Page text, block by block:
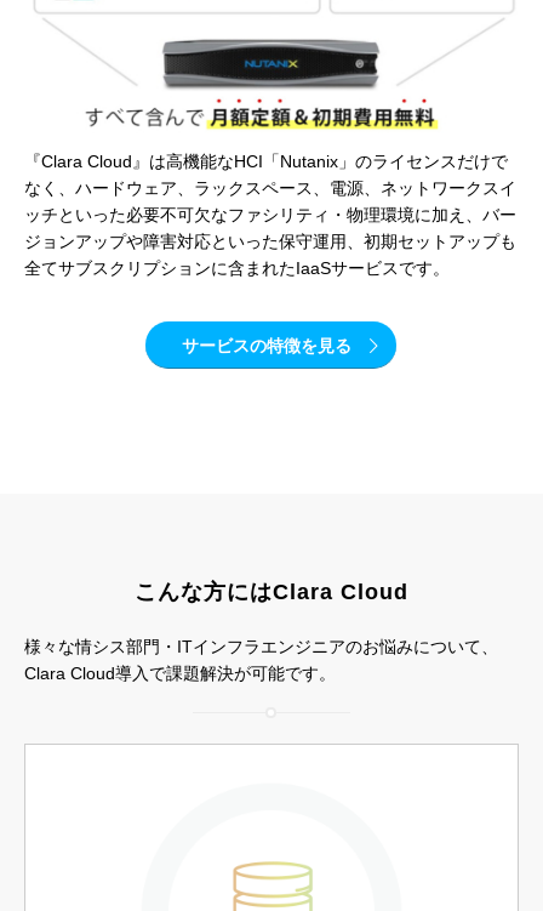
『Clara Cloud』は高機能なHCI「Nutanix」のライセンスだけで
なく、ハードウェア、ラックスペース、電源、ネットワークスイ
ッチといった必要不可欠なファシリティ・物理環境に加え、バー
ジョンアップや障害対応といった保守運用、初期セットアップも
全てサブスクリプションに含まれたIaaSサービスです。
サービスの特徴を見る
こんな方にはClara Cloud
様々な情シス部門・ITインフラエンジニアのお悩みについて、
Clara Cloud導入で課題解決が可能です。